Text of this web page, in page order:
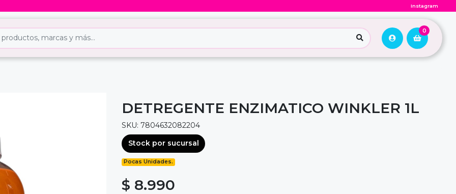
Instagram
0
DETREGENTE ENZIMATICO WINKLER 1L
SKU: 7804632082204
Stock por sucursal
Pocas Unidades.
$ 8.990